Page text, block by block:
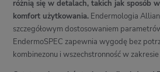
różnią się w detalach, takich jak sposób
komfort użytkowania. Endermologia
szczegółowym dostosowaniem
EndermoSPEC zapewnia wygodę bez
kombinezonu i wszechstronność w zakresie